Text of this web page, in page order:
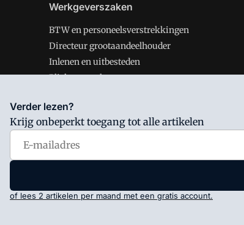
Werkgeverszaken
BTW en personeelsverstrekkingen
Directeur grootaandeelhouder
Inlenen en uitbesteden
Plichten werkgever
Salarisnet is onderdeel van VMN media. Lees in
Voorwaarden
Verder lezen?
Krijg onbeperkt toegang tot alle artikelen
of lees 2 artikelen per maand met een gratis account.